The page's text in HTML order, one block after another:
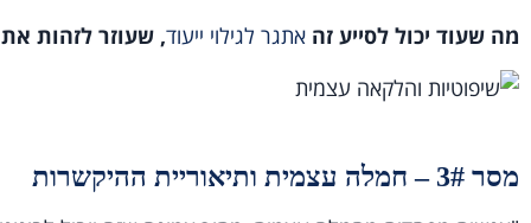
מה שעוד יכול לסייע זה אתגר לגילוי ייעוד, שעוזר לזהות
מסר 3# – חמלה עצמית ותיאוריית ההיקשרות